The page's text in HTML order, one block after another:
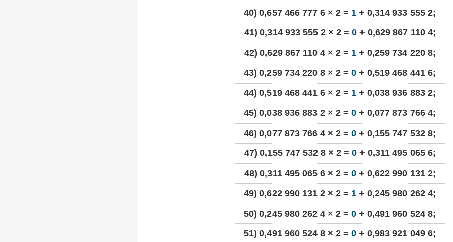
40) 0,657 466 777 6 × 2 = 1 + 0,314 933 555 2;
41) 0,314 933 555 2 × 2 = 0 + 0,629 867 110 4;
42) 0,629 867 110 4 × 2 = 1 + 0,259 734 220 8;
43) 0,259 734 220 8 × 2 = 0 + 0,519 468 441 6;
44) 0,519 468 441 6 × 2 = 1 + 0,038 936 883 2;
45) 0,038 936 883 2 × 2 = 0 + 0,077 873 766 4;
46) 0,077 873 766 4 × 2 = 0 + 0,155 747 532 8;
47) 0,155 747 532 8 × 2 = 0 + 0,311 495 065 6;
48) 0,311 495 065 6 × 2 = 0 + 0,622 990 131 2;
49) 0,622 990 131 2 × 2 = 1 + 0,245 980 262 4;
50) 0,245 980 262 4 × 2 = 0 + 0,491 960 524 8;
51) 0,491 960 524 8 × 2 = 0 + 0,983 921 049 6;